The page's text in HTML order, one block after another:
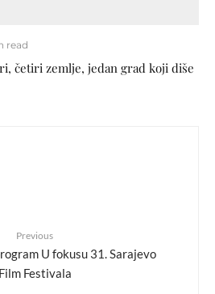
read
četiri zemlje, jedan grad koji diše
Previous
U fokusu 31. Sarajevo
Film Festivala